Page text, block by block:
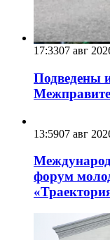
17:3307 авг
Подведены
13:5907 авг
форум